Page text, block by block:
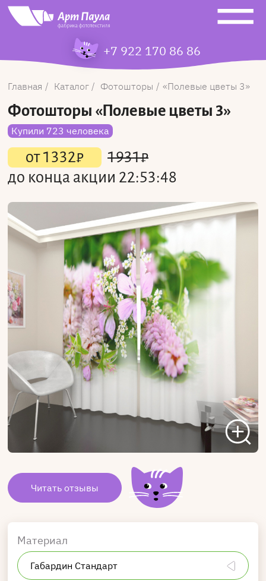
+7 922 170 86 86
Главная Каталог Фотошторы Полевые цветы 3
Фотошторы «Полевые цветы 3»
Купили 723 человека
от1332₽ 1931₽
до конца акции 22:53:48
Читать отзывы
Материал